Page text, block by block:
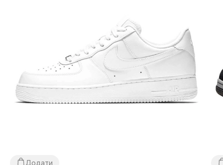
Рюкзаки та сумки Nike витримують будь-
які навантаження, тому ви можете бути впевнені, що
вони не підведуть вас.
Універсальність:Рюкзаки та сумки Nike підходять як
для повсякденного носіння, так і для занять спортом,
подорожей та інших активностей.
Додати